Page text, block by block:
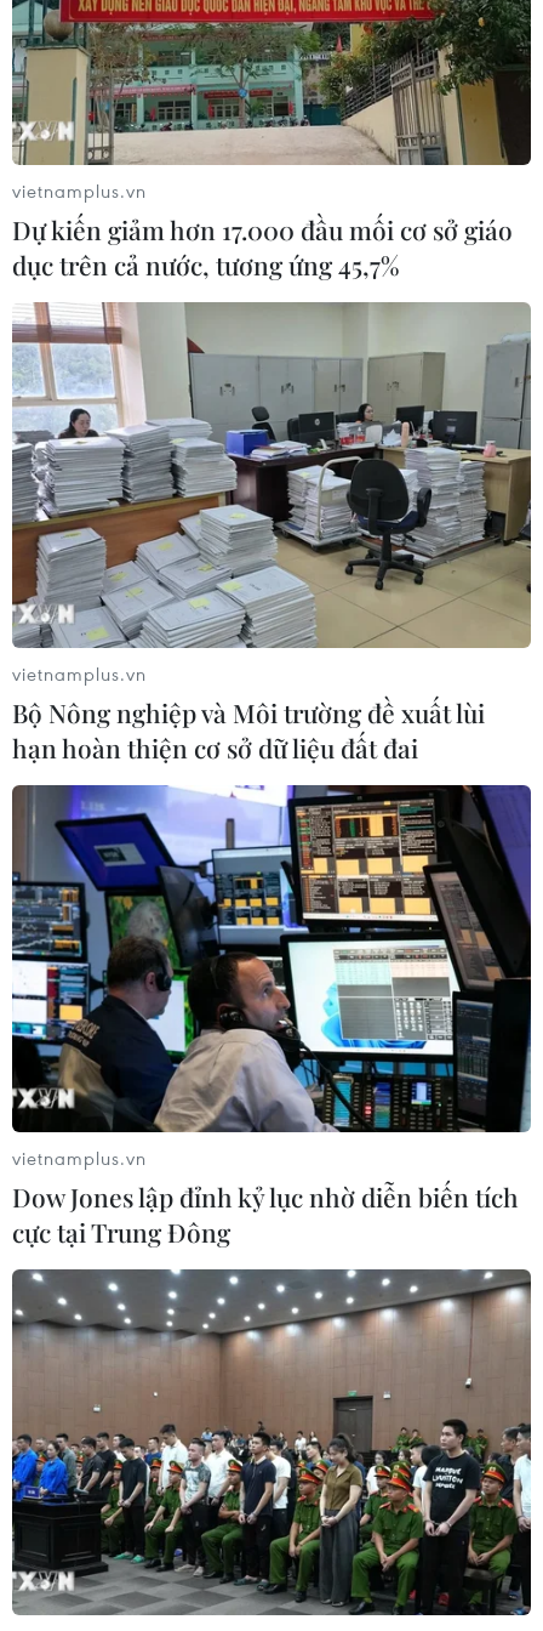
04/08/2026 12:05
Gián đoạn nguồn cung LNG, Bỉ tăng
phụ thuộc vào Nga
Nhiều chỉ số kinh tế của Đà Nẵng
tăng trưởng tích cực trong tháng 7
04/08/2026 08:18
Xuất khẩu dầu thô của Mỹ xuống
mức thấp nhất 8 tháng
04/08/2026 08:06
HSBC: Việt Nam bước vào giai đoạn
thu hút FDI chất lượng cao
04/08/2026 07:52
Xem thêm
CƠ QUAN CHỦ QUẢN: THÔNG TẤN XÃ VIỆT NAM
Tổng Biên tập: TRẦN TIẾN DUẨN
Phó Tổng Biên tập: NGUYỄN THỊ TÁM, KHÚC THANH
THỦY
Sở hữu trí tuệ
RSS
Hỗ trợ
Dịch vụ tin
Quảng cáo
Liên hệ
Giấy phép số: 1374/GP-BTTTT do Bộ Thông tin và Truyền thông
cấp ngày 11/9/2008.
Quảng cáo: Phó TBT Nguyễn Thị Tám: 093.5958688, Email:
tamvna@gmail.com
Điện thoại: (024) 39411349 - (024) 39411348, Fax: (024)
39411348
vietnamplus.vn
Dự kiến giảm hơn 17.000 đầu mối cơ sở giáo
dục trên cả nước, tương ứng 45,7%
vietnamplus.vn
Bộ Nông nghiệp và Môi trường đề xuất lùi
hạn hoàn thiện cơ sở dữ liệu đất đai
vietnamplus.vn
Dow Jones lập đỉnh kỷ lục nhờ diễn biến tích
cực tại Trung Đông